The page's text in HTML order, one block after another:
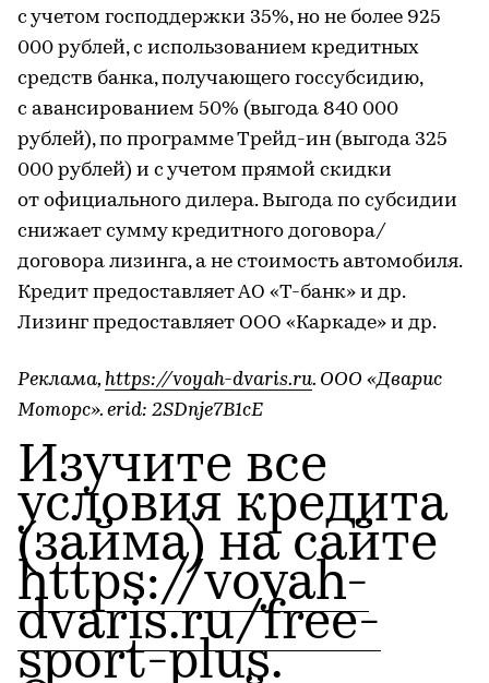
с учетом господдержки 35%, но не более 925
000 рублей, с использованием кредитных
средств банка, получающего госсубсидию,
с авансированием 50% (выгода 840 000
рублей), по программе Трейд-ин (выгода 325
000 рублей) и с учетом прямой скидки
от официального дилера. Выгода по субсидии
снижает сумму кредитного договора/
договора лизинга, а не стоимость автомобиля.
Кредит предоставляет АО «Т-банк» и др.
Лизинг предоставляет ООО «Каркаде» и др.
Реклама, https://voyah-dvaris.ru. ООО «Дварис
Моторс». erid: 2SDnje7B1cE
Изучите все
условия кредита
(займа) на сайте
https://voyah-
dvaris.ru/free-
sport-plus.